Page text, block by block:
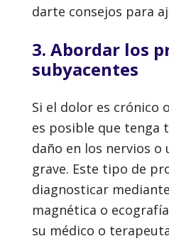
darte consejos para
3. Abordar los
subyacentes
Si el dolor es crónico
es posible que tenga
daño en los nervios o
grave. Este tipo de
diagnosticar
magnética o
su médico o